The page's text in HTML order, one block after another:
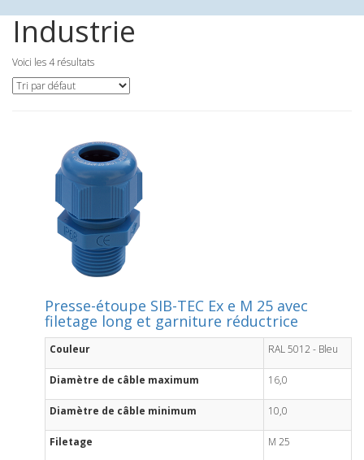
Industrie
Voici les 4 résultats
Presse-étoupe SIB-TEC Ex e M 25 avec
filetage long et garniture réductrice
Couleur RAL 5012 - Bleu
Diamètre de câble maximum 16,0
Diamètre de câble minimum 10,0
Filetage M 25